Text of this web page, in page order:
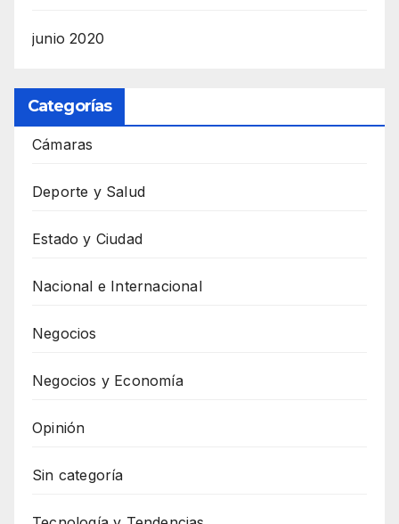
junio 2020
Categorías
Cámaras
Deporte y Salud
Estado y Ciudad
Nacional e Internacional
Negocios
Negocios y Economía
Opinión
Sin categoría